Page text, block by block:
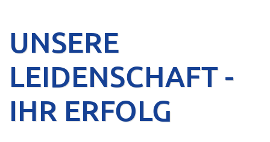
UNSERE
LEIDENSCHAFT -
IHR ERFOLG